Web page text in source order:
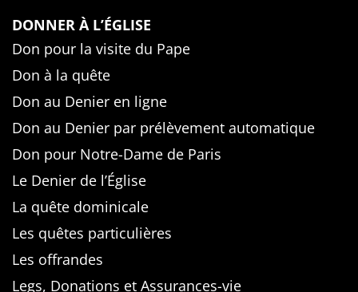
DONNER À L’ÉGLISE
Don pour la visite du Pape
Don à la quête
Don au Denier en ligne
Don au Denier par prélèvement automatique
Don pour Notre-Dame de Paris
Le Denier de l’Église
La quête dominicale
Les quêtes particulières
Les offrandes
Legs, Donations et Assurances-vie